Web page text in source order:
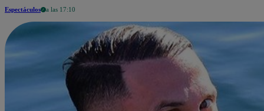
Espectáculos a las 17:10